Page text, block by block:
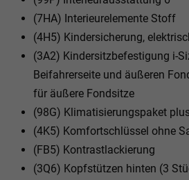
(7HA) Interieurelemente Stoff
(4H5) Kindersicherung,
(3A2) Kindersitzbefestigung i-
Beifahrerseite und äußeren
für äußere Fondsitze
(98G) Klimatisierungspaket
(4K5) Komfortschlüssel ohne
(FB5) Kontrastlackierung
(3Q6) Kopfstützen hinten (3